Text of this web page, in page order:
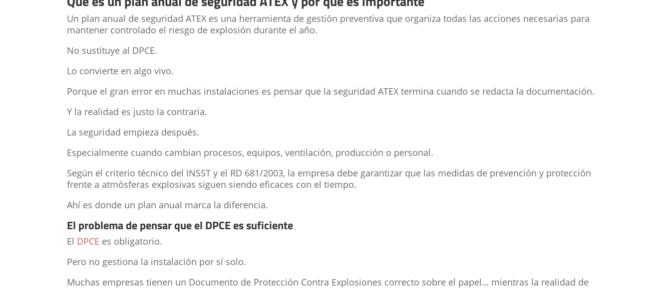
Un plan anual de seguridad ATEX es una herramienta de gestión preventiva que organiza todas las acciones necesarias para
mantener controlado el riesgo de explosión durante el año.
No sustituye al DPCE.
Lo convierte en algo vivo.
Porque el gran error en muchas instalaciones es pensar que la seguridad ATEX termina cuando se redacta la documentación.
Y la realidad es justo la contraria.
La seguridad empieza después.
Especialmente cuando cambian procesos, equipos, ventilación, producción o personal.
Según el criterio técnico del INSST y el RD 681/2003, la empresa debe garantizar que las medidas de prevención y protección
frente a atmósferas explosivas siguen siendo eficaces con el tiempo.
Ahí es donde un plan anual marca la diferencia.
El problema de pensar que el DPCE es suficiente
El DPCE es obligatorio.
Pero no gestiona la instalación por sí solo.
Muchas empresas tienen un Documento de Protección Contra Explosiones correcto sobre el papel… mientras la realidad de